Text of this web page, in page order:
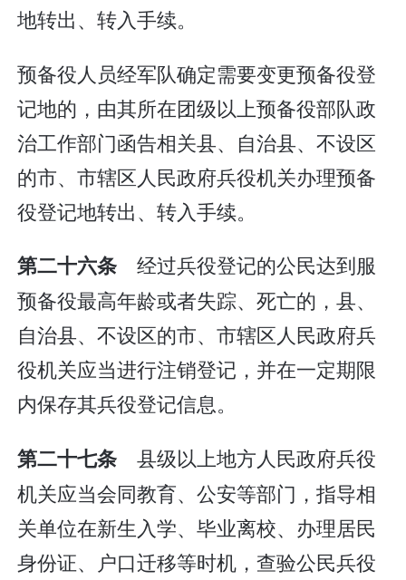
地转出、转入手续。
预备役人员经军队确定需要变更预备役登
记地的，由其所在团级以上预备役部队政
治工作部门函告相关县、自治县、不设区
的市、市辖区人民政府兵役机关办理预备
役登记地转出、转入手续。
第二十六条经过兵役登记的公民达到服
预备役最高年龄或者失踪、死亡的，县、
自治县、不设区的市、市辖区人民政府兵
役机关应当进行注销登记，并在一定期限
内保存其兵役登记信息。
第二十七条县级以上地方人民政府兵役
机关应当会同教育、公安等部门，指导相
关单位在新生入学、毕业离校、办理居民
身份证、户口迁移等时机，查验公民兵役